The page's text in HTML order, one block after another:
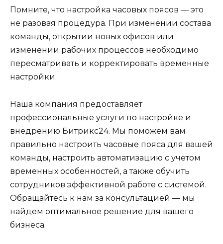
Помните, что настройка часовых поясов — это
не разовая процедура. При изменении состава
команды, открытии новых офисов или
изменении рабочих процессов необходимо
пересматривать и корректировать временные
настройки.
Наша компания предоставляет
профессиональные услуги по настройке и
внедрению Битрикс24. Мы поможем вам
правильно настроить часовые пояса для вашей
команды, настроить автоматизацию с учетом
временных особенностей, а также обучить
сотрудников эффективной работе с системой.
Обращайтесь к нам за консультацией — мы
найдем оптимальное решение для вашего
бизнеса.